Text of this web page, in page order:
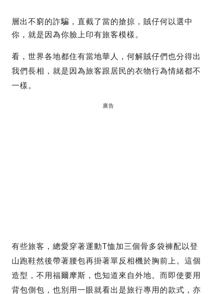
層出不窮的詐騙，直截了當的搶掠，賊仔何以選中
你，就是因為你臉上印有旅客模樣。
看，世界各地都住有當地華人，何解賊仔們也分得出
我們長相，就是因為旅客跟居民的衣物行為情緒都不
一樣。
廣告
有些旅客，總愛穿著運動T恤加三個骨多袋褲配以登
山跑鞋然後帶著腰包再掛著單反相機於胸前上。這個
造型，不用福爾摩斯，也知道來自外地。而即使要用
背包側包，也別用一眼就看出是旅行專用的款式，亦